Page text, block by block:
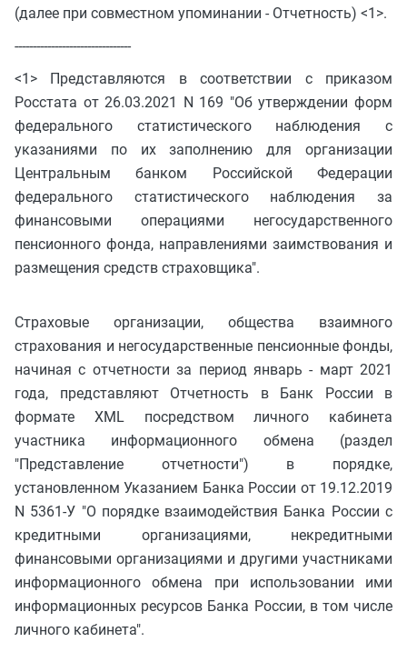
(далее при совместном упоминании - Отчетность) <1>.
--------------------------------
<1> Представляются в соответствии с приказом
Росстата от 26.03.2021 N 169 "Об утверждении форм
федерального статистического наблюдения с
указаниями по их заполнению для организации
Центральным банком Российской Федерации
федерального статистического наблюдения за
финансовыми операциями негосударственного
пенсионного фонда, направлениями заимствования и
размещения средств страховщика".
Страховые организации, общества взаимного
страхования и негосударственные пенсионные фонды,
начиная с отчетности за период январь - март 2021
года, представляют Отчетность в Банк России в
формате XML посредством личного кабинета
участника информационного обмена (раздел
"Представление отчетности") в порядке,
установленном Указанием Банка России от 19.12.2019
N 5361-У "О порядке взаимодействия Банка России с
кредитными организациями, некредитными
финансовыми организациями и другими участниками
информационного обмена при использовании ими
информационных ресурсов Банка России, в том числе
личного кабинета".